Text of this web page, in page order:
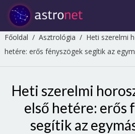
Főoldal / Asztrológia / Heti szerelmi
hetére: erős fényszögek segítik az
Heti szerelmi
első hetére: erős
segítik az